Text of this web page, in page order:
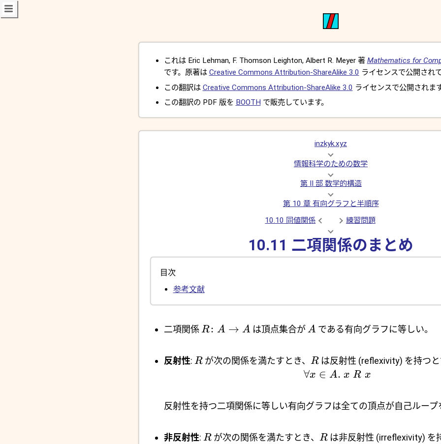
これは Eric Lehman, F. Thomson Leighton, Albert R. Meyer 著 Mathematics for
です。原著は Creative Commons Attribution-ShareAlike 3.0 ライセンスで公開され
この翻訳は Creative Commons Attribution-ShareAlike 3.0 ライセンスで公開されま
この翻訳の PDF 版を BOOTH で販売しています。
inzkyk.xyz
情報科学のための数学
第 II 部 数学的構造
第 10 章 有向グラフと半順序
10.10 同値関係
練習問題
10.11 二項関係のまとめ
目次
参考文献
二項関係R: A → A は頂点集合がA である有向グラフに等しい。
反射性: Rが次の関係を満たすとき、 Rは反射性 (reflexivity) を持つ
∀x ∈ A. x R x
反射性を持つ二項関係に等しい有向グラフは全ての頂点が自己ループ
非反射性: Rが次の関係を満たすとき、 Rは非反射性 (irreflexivity) を